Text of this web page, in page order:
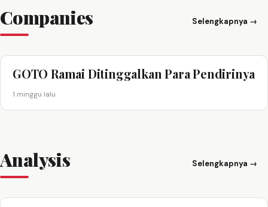
Companies Selengkapnya →
GOTO Ramai Ditinggalkan Para Pendirinya
1 minggu lalu
Analysis Selengkapnya →